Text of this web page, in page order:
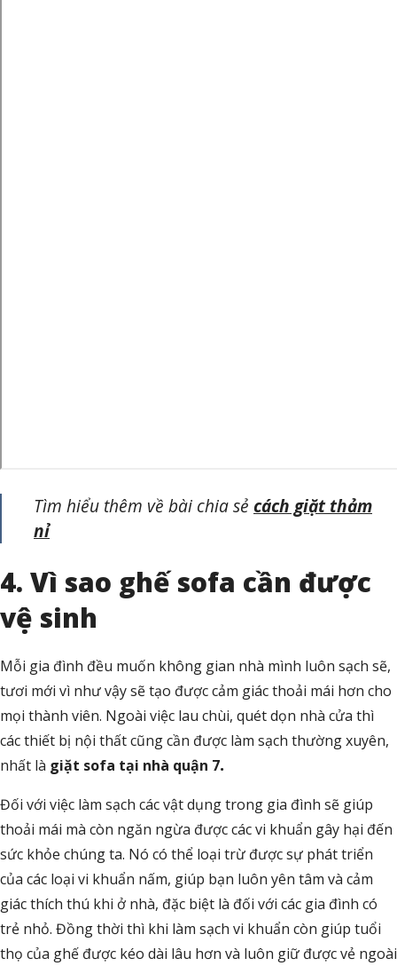
Tìm hiểu thêm về bài chia sẻ cách giặt thảm
nỉ
4. Vì sao ghế sofa cần được
vệ sinh
Mỗi gia đình đều muốn không gian nhà mình luôn sạch sẽ,
tươi mới vì như vậy sẽ tạo được cảm giác thoải mái hơn cho
mọi thành viên. Ngoài việc lau chùi, quét dọn nhà cửa thì
các thiết bị nội thất cũng cần được làm sạch thường xuyên,
nhất là giặt sofa tại nhà quận 7.
Đối với việc làm sạch các vật dụng trong gia đình sẽ giúp
thoải mái mà còn ngăn ngừa được các vi khuẩn gây hại đến
sức khỏe chúng ta. Nó có thể loại trừ được sự phát triển
của các loại vi khuẩn nấm, giúp bạn luôn yên tâm và cảm
giác thích thú khi ở nhà, đặc biệt là đối với các gia đình có
trẻ nhỏ. Đồng thời thì khi làm sạch vi khuẩn còn giúp tuổi
thọ của ghế được kéo dài lâu hơn và luôn giữ được vẻ ngoài